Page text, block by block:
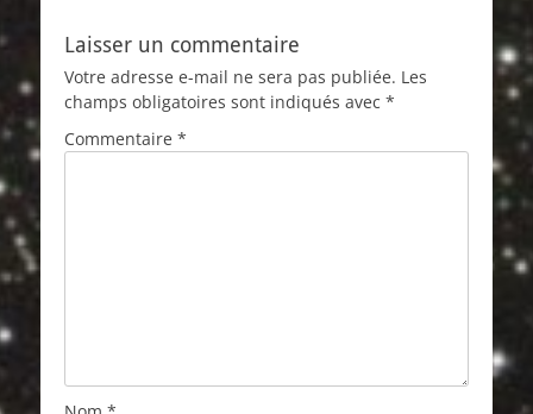
Laisser un commentaire
Votre adresse e-mail ne sera pas publiée. Les
champs obligatoires sont indiqués avec *
Commentaire *